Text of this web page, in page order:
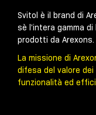
Svitol è il brand di
sè l’intera gamma
prodotti da Arexons.
La missione di
difesa del valore
funzionalità ed